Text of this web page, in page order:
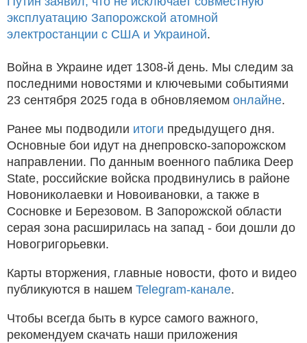
эксплуатацию Запорожской атомной
электростанции с США и Украиной.
Война в Украине идет 1308-й день. Мы следим за
последними новостями и ключевыми событиями
23 сентября 2025 года в обновляемом онлайне.
Ранее мы подводили итоги предыдущего дня.
Основные бои идут на днепровско-запорожском
направлении. По данным военного паблика Deep
State, российские войска продвинулись в районе
Новониколаевки и Новоивановки, а также в
Сосновке и Березовом. В Запорожской области
серая зона расширилась на запад - бои дошли до
Новогригорьевки.
Карты вторжения, главные новости, фото и видео
публикуются в нашем Telegram-канале.
Чтобы всегда быть в курсе самого важного,
рекомендуем скачать наши приложения